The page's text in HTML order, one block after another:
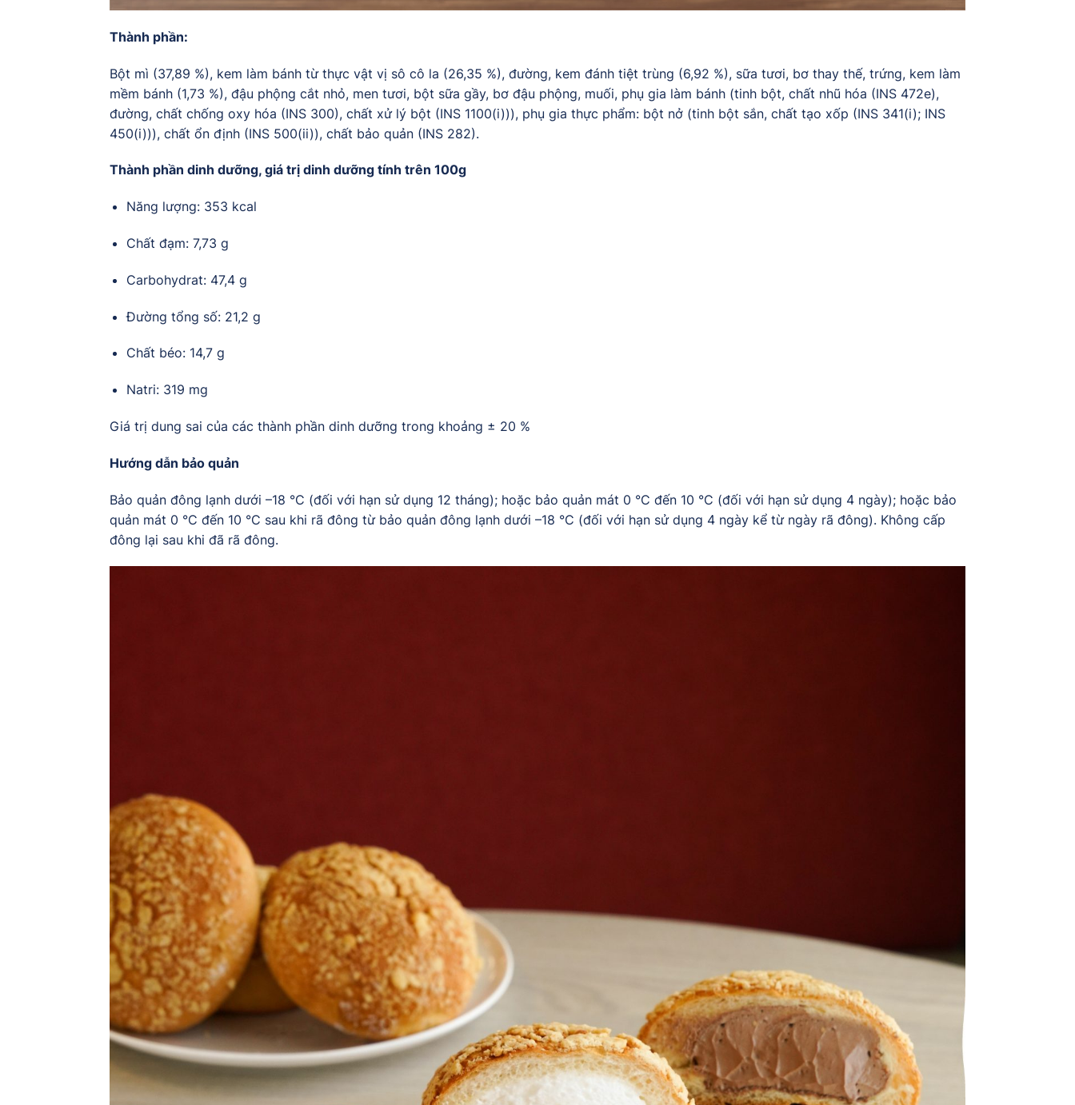
Thành phần:
Bột mì (37,89 %), kem làm bánh từ thực vật vị sô cô la (26,35 %), đường, kem đánh tiệt trùng (6,92 %), sữa tươi, bơ thay thế, trứng, kem làm
mềm bánh (1,73 %), đậu phộng cắt nhỏ, men tươi, bột sữa gầy, bơ đậu phộng, muối, phụ gia làm bánh (tinh bột, chất nhũ hóa (INS 472e),
đường, chất chống oxy hóa (INS 300), chất xử lý bột (INS 1100(i))), phụ gia thực phẩm: bột nở (tinh bột sắn, chất tạo xốp (INS 341(i); INS
450(i))), chất ổn định (INS 500(ii)), chất bảo quản (INS 282).
Thành phần dinh dưỡng, giá trị dinh dưỡng tính trên 100g
Năng lượng: 353 kcal
Chất đạm: 7,73 g
Carbohydrat: 47,4 g
Đường tổng số: 21,2 g
Chất béo: 14,7 g
Natri: 319 mg
Giá trị dung sai của các thành phần dinh dưỡng trong khoảng ± 20 %
Hướng dẫn bảo quản
Bảo quản đông lạnh dưới –18 °C (đối với hạn sử dụng 12 tháng); hoặc bảo quản mát 0 °C đến 10 °C (đối với hạn sử dụng 4 ngày); hoặc bảo
quản mát 0 °C đến 10 °C sau khi rã đông từ bảo quản đông lạnh dưới –18 °C (đối với hạn sử dụng 4 ngày kể từ ngày rã đông). Không cấp
đông lại sau khi đã rã đông.